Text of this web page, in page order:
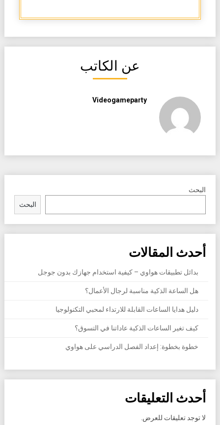
عن الكاتب
Videogameparty
البحث
البحث
أحدث المقالات
بدائل تطبيقات هواوي – كيفية استخدام جهازك بدون جوجل
هل الساعة الذكية مناسبة لرجال الأعمال؟
دليل هدايا الساعات القابلة للارتداء لمحبي التكنولوجيا
كيف تغير الساعات الذكية عاداتنا في التسوق؟
خطوة بخطوة: إعداد الفصل الدراسي على هواوي
أحدث التعليقات
لا توجد تعليقات للعرض.